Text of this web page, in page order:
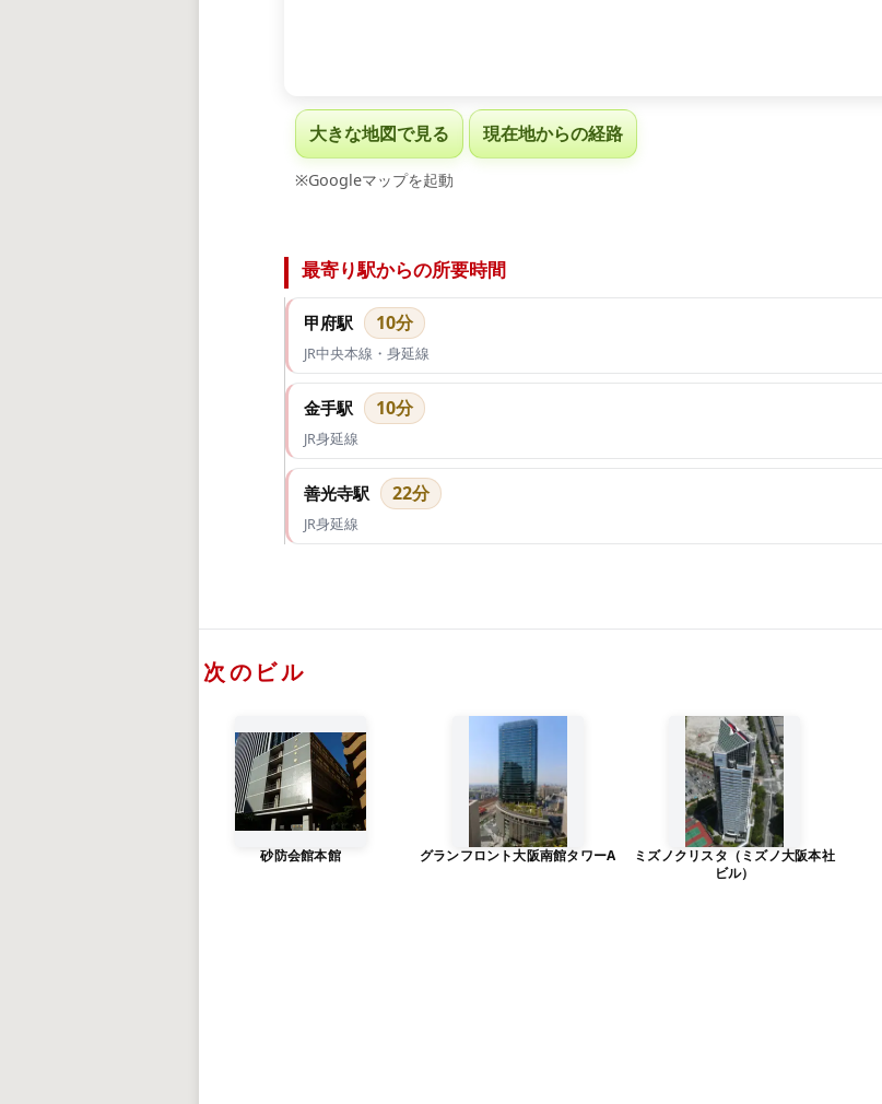
大きな地図で見る 現在地からの経路
※Googleマップを起動
最寄り駅からの所要時間
甲府駅 10分
JR中央本線・身延線
金手駅 10分
JR身延線
善光寺駅 22分
JR身延線
次のビル
砂防会館本館 グランフロント大阪南館タワーA
ミズノクリスタ（ミズノ大阪本社
ビル）